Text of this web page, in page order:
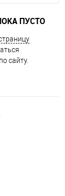
ПУСТО
сайту.